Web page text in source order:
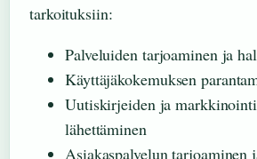
tarkoituksiin:
Palveluiden tarjoaminen ja
Käyttäjäkokemuksen
Uutiskirjeiden ja
lähettäminen
Asiakaspalvelun tarjoaminen